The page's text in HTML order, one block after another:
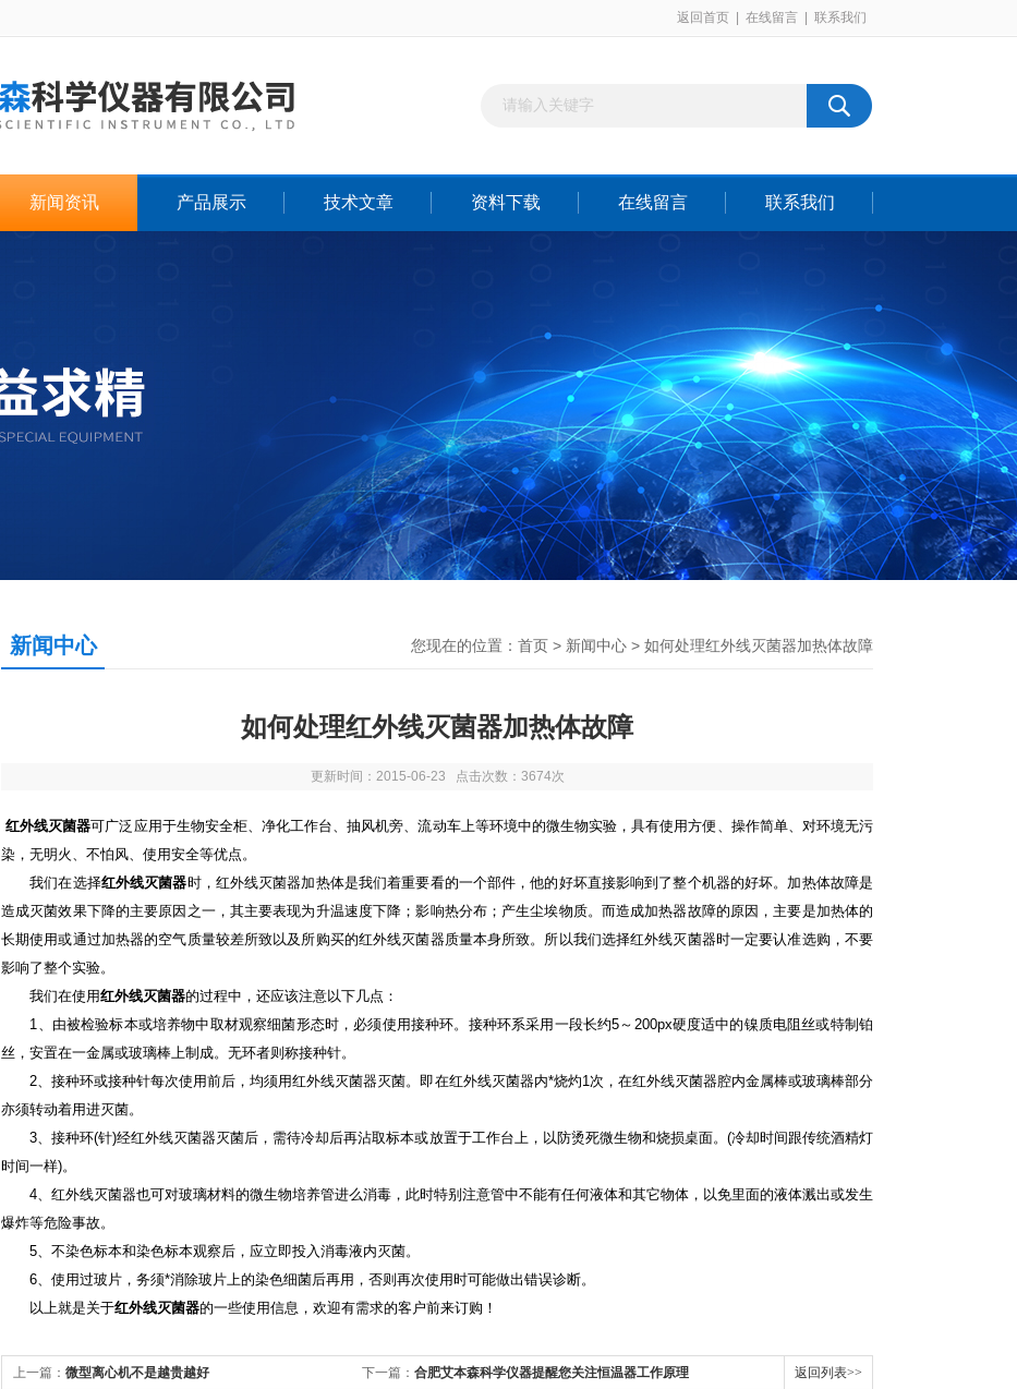
返回首页 在线留言 联系我们
新闻资讯 产品展示 技术文章 资料下载 在线留言 联系我们
新闻中心 您现在的位置： 首页 > 新闻中心 > 如何处理红外线灭菌器加热体故障
如何处理红外线灭菌器加热体故障
更新时间：2015-06-23 点击次数：3674次
红外线灭菌器可广泛应用于生物安全柜、净化工作台、抽风机旁、流动车上等环境中的微生物实验，具有使用方便、操作简单、对环境无污
染，无明火、不怕风、使用安全等优点。
我们在选择红外线灭菌器时，红外线灭菌器加热体是我们着重要看的一个部件，他的好坏直接影响到了整个机器的好坏。加热体故障是
造成灭菌效果下降的主要原因之一，其主要表现为升温速度下降；影响热分布；产生尘埃物质。而造成加热器故障的原因，主要是加热体的
长期使用或通过加热器的空气质量较差所致以及所购买的红外线灭菌器质量本身所致。所以我们选择红外线灭菌器时一定要认准选购，不要
影响了整个实验。
我们在使用红外线灭菌器的过程中，还应该注意以下几点：
1、由被检验标本或培养物中取材观察细菌形态时，必须使用接种环。接种环系采用一段长约5～200px硬度适中的镍质电阻丝或特制铂
丝，安置在一金属或玻璃棒上制成。无环者则称接种针。
2、接种环或接种针每次使用前后，均须用红外线灭菌器灭菌。即在红外线灭菌器内*烧灼1次，在红外线灭菌器腔内金属棒或玻璃棒部分
亦须转动着用进灭菌。
3、接种环(针)经红外线灭菌器灭菌后，需待冷却后再沾取标本或放置于工作台上，以防烫死微生物和烧损桌面。(冷却时间跟传统酒精灯
时间一样)。
4、红外线灭菌器也可对玻璃材料的微生物培养管进么消毒，此时特别注意管中不能有任何液体和其它物体，以免里面的液体溅出或发生
爆炸等危险事故。
5、不染色标本和染色标本观察后，应立即投入消毒液内灭菌。
6、使用过玻片，务须*消除玻片上的染色细菌后再用，否则再次使用时可能做出错误诊断。
以上就是关于红外线灭菌器的一些使用信息，欢迎有需求的客户前来订购！
上一篇： 微型离心机不是越贵越好 下一篇： 合肥艾本森科学仪器提醒您关注恒温器工作原理 返回列表>>